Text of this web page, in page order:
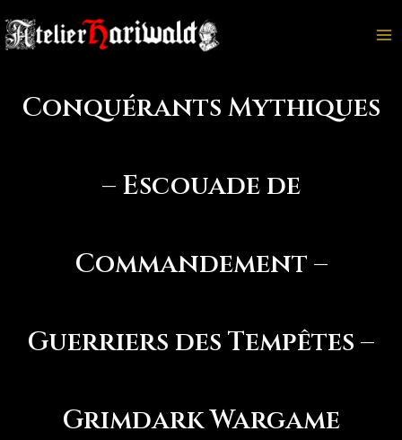
au
contenu
Conquérants Mythiques
– Escouade de
Commandement –
Guerriers des Tempêtes –
Grimdark Wargame